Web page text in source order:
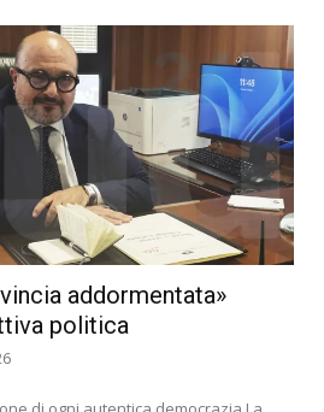
addormentata»
politica